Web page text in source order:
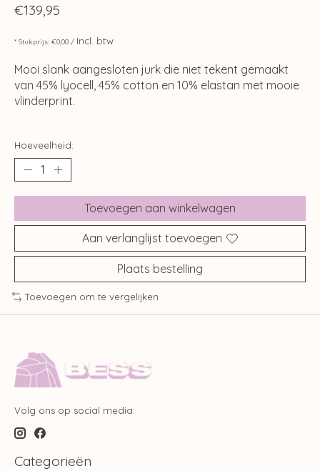
€139,95
* Stukprijs: €0,00 / Incl. btw
Mooi slank aangesloten jurk die niet tekent gemaakt
van 45% lyocell, 45% cotton en 10% elastan met mooie
vlinderprint.
Hoeveelheid:
Toevoegen aan winkelwagen
Aan verlanglijst toevoegen
Plaats bestelling
Toevoegen om te vergelijken
Volg ons op social media:
Categorieën